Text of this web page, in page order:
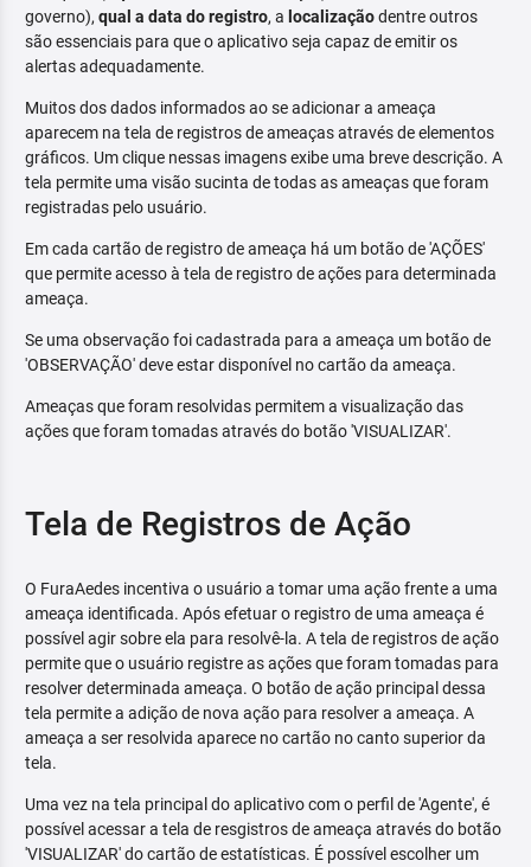
governo), qual a data do registro, a localizaçãodentre outros
são essenciais para que o aplicativo seja capaz de emitir os
alertas adequadamente.
Muitos dos dados informados ao se adicionar a ameaça
aparecem na tela de registros de ameaças através de elementos
gráficos. Um clique nessas imagens exibe uma breve descrição. A
tela permite uma visão sucinta de todas as ameaças que foram
registradas pelo usuário.
Em cada cartão de registro de ameaça há um botão de 'AÇÕES'
que permite acesso à tela de registro de ações para determinada
ameaça.
Se uma observação foi cadastrada para a ameaça um botão de
'OBSERVAÇÃO' deve estar disponível no cartão da ameaça.
Ameaças que foram resolvidas permitem a visualização das
ações que foram tomadas através do botão 'VISUALIZAR'.
Tela de Registros de Ação
O FuraAedes incentiva o usuário a tomar uma ação frente a uma
ameaça identificada. Após efetuar o registro de uma ameaça é
possível agir sobre ela para resolvê-la. A tela de registros de ação
permite que o usuário registre as ações que foram tomadas para
resolver determinada ameaça. O botão de ação principal dessa
tela permite a adição de nova ação para resolver a ameaça. A
ameaça a ser resolvida aparece no cartão no canto superior da
tela.
Uma vez na tela principal do aplicativo com o perfil de 'Agente', é
possível acessar a tela de resgistros de ameaça através do botão
'VISUALIZAR' do cartão de estatísticas. É possível escolher um